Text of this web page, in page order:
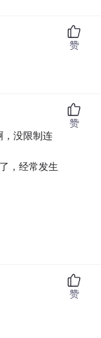
赞
，没限制连
，经常发生
赞
赞